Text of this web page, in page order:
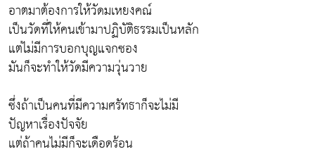
อาตมาต้องการให้วัดมเหยงคณ์
เป็นวัดที่ให้คนเข้ามาปฏิบัติธรรมเป็นหลัก
แต่ไม่มีการบอกบุญแจกซอง
มันก็จะทำให้วัดมีความวุ่นวาย
ซึ่งถ้าเป็นคนที่มีความศรัทธาก็จะไม่มี
ปัญหาเรื่องปัจจัย
แต่ถ้าคนไม่มีก็จะเดือดร้อน